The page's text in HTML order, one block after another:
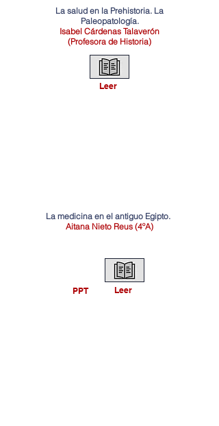
La salud en la Prehistoria. La
Paleopatología.
Isabel Cárdenas Talaverón
(Profesora de Historia)
Leer
La medicina en el antiguo Egipto.
Aitana Nieto Reus (4ºA)
PPT Leer